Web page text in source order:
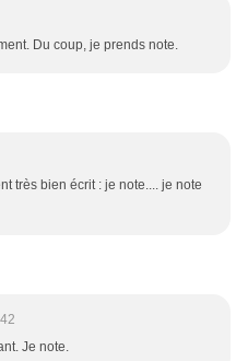
Du coup, je prends note.
très bien écrit : je note.... je note
Je note.